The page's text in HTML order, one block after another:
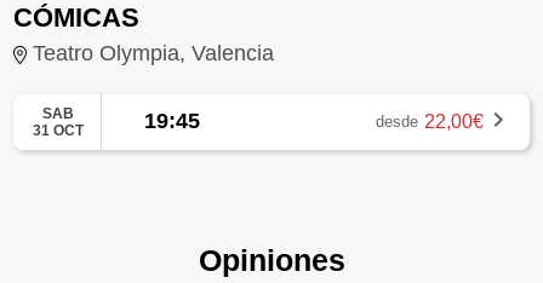
CÓMICAS
Teatro Olympia, Valencia
SAB
31 OCT
19:45 desde 22,00€
Opiniones